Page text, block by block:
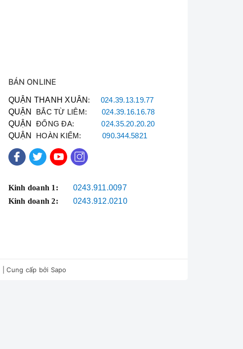
BÁN ONLINE
QUẬN THANH XUÂN : 024.39.13.19.77
QUẬN BẮC TỪ LIÊM: 024.39.16.16.78
QUẬN ĐỐNG ĐA:024.35.20.20.20
QUẬN HOÀN KIẾM:090.344.5821
Kinh doanh 1:
0243.911.0097
Kinh doanh 2:
0243.912.0210
Cung cấp bởi Sapo